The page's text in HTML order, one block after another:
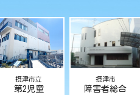
摂津市立
第2児童
摂津市
障害者総合